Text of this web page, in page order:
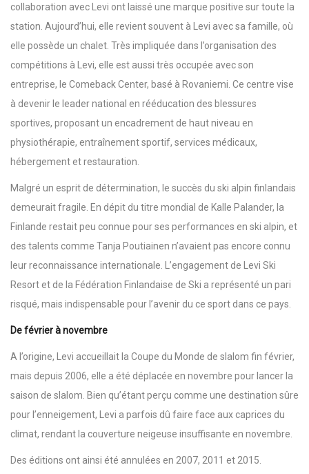
collaboration avec Levi ont laissé une marque positive sur toute la
station. Aujourd’hui, elle revient souvent à Levi avec sa famille, où
elle possède un chalet. Très impliquée dans l’organisation des
compétitions à Levi, elle est aussi très occupée avec son
entreprise, le Comeback Center, basé à Rovaniemi. Ce centre vise
à devenir le leader national en rééducation des blessures
sportives, proposant un encadrement de haut niveau en
physiothérapie, entraînement sportif, services médicaux,
hébergement et restauration.
Malgré un esprit de détermination, le succès du ski alpin finlandais
demeurait fragile. En dépit du titre mondial de Kalle Palander, la
Finlande restait peu connue pour ses performances en ski alpin, et
des talents comme Tanja Poutiainen n’avaient pas encore connu
leur reconnaissance internationale. L’engagement de Levi Ski
Resort et de la Fédération Finlandaise de Ski a représenté un pari
risqué, mais indispensable pour l’avenir du ce sport dans ce pays.
De février à novembre
A l’origine, Levi accueillait la Coupe du Monde de slalom fin février,
mais depuis 2006, elle a été déplacée en novembre pour lancer la
saison de slalom. Bien qu’étant perçu comme une destination sûre
pour l’enneigement, Levi a parfois dû faire face aux caprices du
climat, rendant la couverture neigeuse insuffisante en novembre.
Des éditions ont ainsi été annulées en 2007, 2011 et 2015.